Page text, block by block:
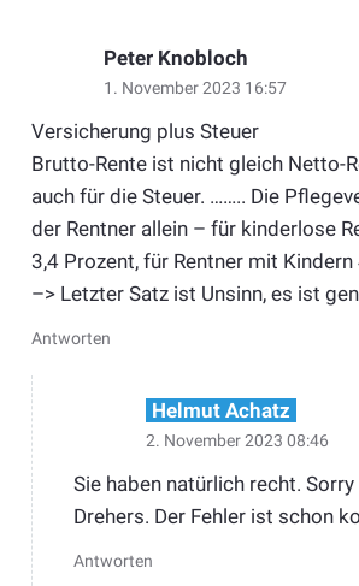
Peter Knobloch
1. November 2023 16:57
Versicherung plus Steuer
Brutto-Rente ist nicht gleich Netto-
auch für die Steuer. …….. Die
der Rentner allein – für kinderlose
3,4 Prozent, für Rentner mit Kindern
–> Letzter Satz ist Unsinn, es ist
Antworten
Helmut Achatz
2. November 2023 08:46
Sie haben natürlich recht.
Drehers. Der Fehler ist schon
Antworten